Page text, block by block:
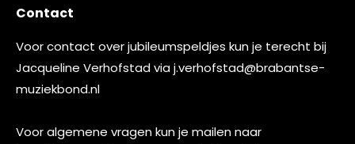
Contact
Voor contact over jubileumspeldjes kun je terecht bij
Jacqueline Verhofstad viaj.verhofstad@brabantse-
muziekbond.nl
Voor algemene vragen kun je mailen naar